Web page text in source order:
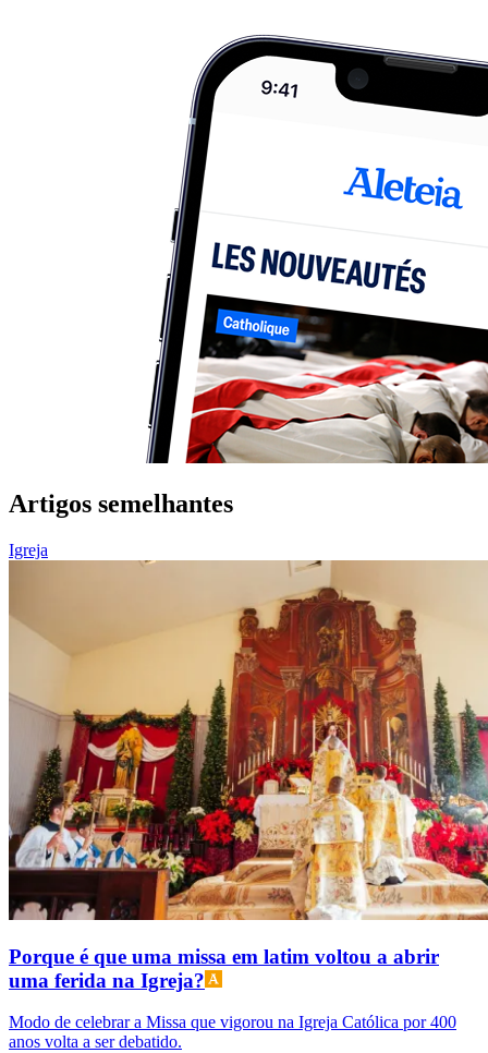
Artigos semelhantes
Igreja
Porque é que uma missa em latim voltou a abrir
uma ferida na Igreja?
Modo de celebrar a Missa que vigorou na Igreja Católica por 400
anos volta a ser debatido.